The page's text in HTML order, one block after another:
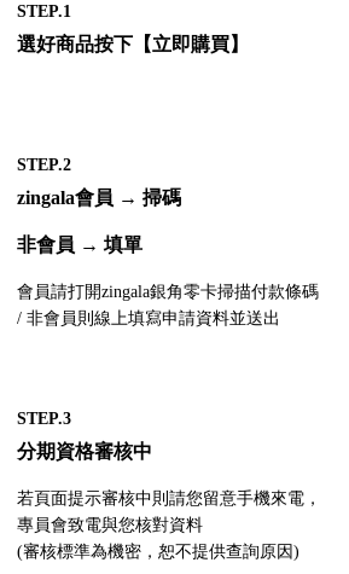
STEP.1
選好商品按下【立即購買】
STEP.2
zingala會員 → 掃碼
非會員 → 填單
會員請打開zingala銀角零卡掃描付款條碼
/ 非會員則線上填寫申請資料並送出
STEP.3
分期資格審核中
若頁面提示審核中則請您留意手機來電，
專員會致電與您核對資料
(審核標準為機密，恕不提供查詢原因)